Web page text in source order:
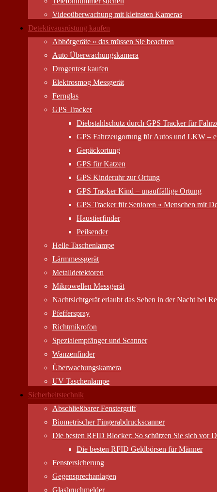
Videoüberwachung mit kleinsten Kameras
Detektivausrüstung kaufen
Abhörgeräte » das müssen Sie beachten
Auto Überwachungs­kamera
Drogentest kaufen
Elektrosmog Messgerät
Fernglas
GPS Tracker
Diebstahlschutz durch GPS Tracker für
GPS Fahrzeugortung für Autos und LKW –
Gepäckortung
GPS für Katzen
GPS Kinderuhr zur Ortung
GPS Tracker Kind – unauffällige Ortung
GPS Tracker für Senioren » Menschen mit
Haustierfinder
Peilsender
Helle Taschenlampe
Lärmmessgerät
Metalldetektoren
Mikrowellen Messgerät
Nachtsichtgerät erlaubt das Sehen in der Nacht bei
Pfefferspray
Richtmikrofon
Spezialempfänger und Scanner
Wanzenfinder
Überwachungskamera
UV Taschenlampe
Sicherheitstechnik
Abschließbarer Fenstergriff
Biometrischer Fingerabdruckscanner
Die besten RFID Blocker: So schützen Sie sich vor
Die besten RFID Geldbörsen für Männer
Fenstersicherung
Gegensprechanlagen
Glasbruchmelder